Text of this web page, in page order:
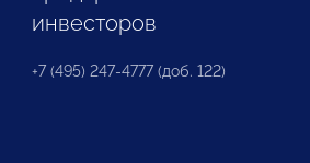
инвесторов
+7 (495) 247-4777 (доб. 122)